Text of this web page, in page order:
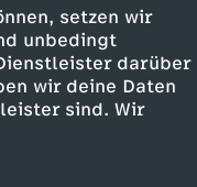
setzen wir
unbedingt
darüber
wir deine Daten
sind. Wir